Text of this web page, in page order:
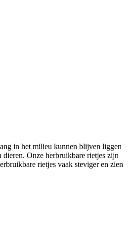
in het milieu kunnen blijven liggen
Onze herbruikbare rietjes zijn
rietjes vaak steviger en zien